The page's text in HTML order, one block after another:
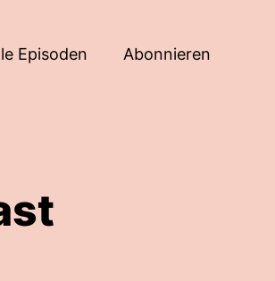
Episoden Abonnieren